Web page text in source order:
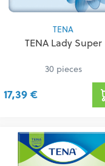
TENA
TENA Lady Super
30 pieces
17,39 €